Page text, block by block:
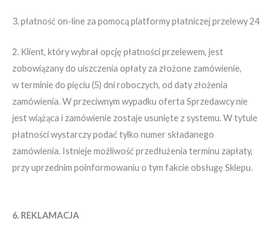
3. płatność on-line za pomocą platformy płatniczej przelewy 24
2. Klient, który wybrał opcję płatności przelewem, jest
zobowiązany do uiszczenia opłaty za złożone zamówienie,
w terminie do pięciu (5) dni roboczych, od daty złożenia
zamówienia. W przeciwnym wypadku oferta Sprzedawcy nie
jest wiążąca i zamówienie zostaje usunięte z systemu. W tytule
płatności wystarczy podać tylko numer składanego
zamówienia. Istnieje możliwość przedłużenia terminu zapłaty,
przy uprzednim poinformowaniu o tym fakcie obsługę Sklepu.
6. REKLAMACJA